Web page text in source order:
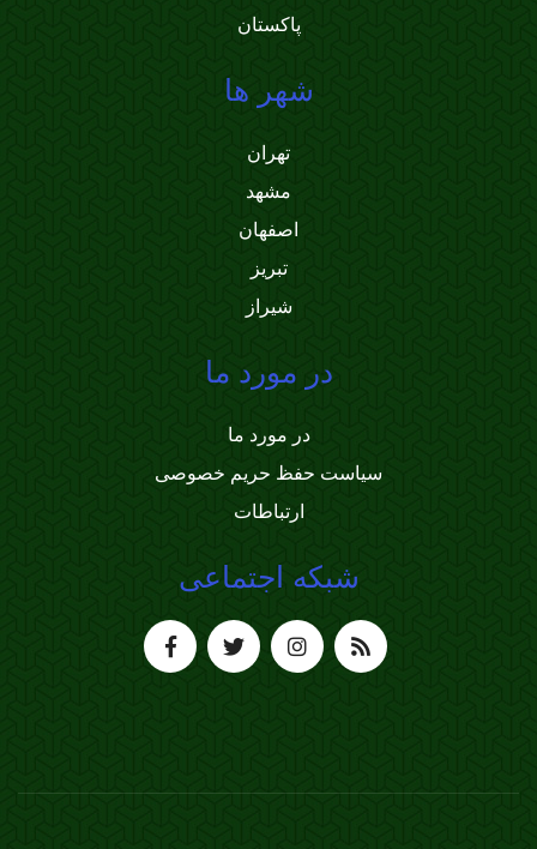
پاکستان
شهر ها
تهران
مشهد
اصفهان
تبریز
شیراز
در مورد ما
در مورد ما
سیاست حفظ حریم خصوصی
ارتباطات
شبکه اجتماعی